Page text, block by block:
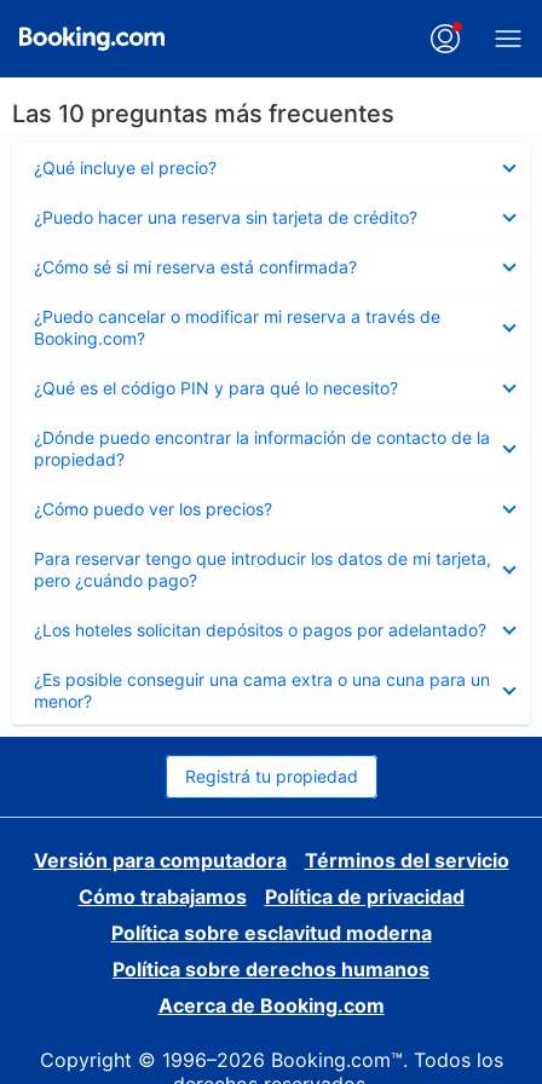
Las 10 preguntas más frecuentes
¿Qué incluye el precio?
cerrado
¿Puedo hacer una reserva sin tarjeta de crédito?
cerrado
¿Cómo sé si mi reserva está confirmada?
cerrado
¿Puedo cancelar o modificar mi reserva a través de
Booking.com?
cerrado
¿Qué es el código PIN y para qué lo necesito?
cerrado
¿Dónde puedo encontrar la información de contacto de la
propiedad?
cerrado
¿Cómo puedo ver los precios?
cerrado
Para reservar tengo que introducir los datos de mi tarjeta,
pero ¿cuándo pago?
cerrado
¿Los hoteles solicitan depósitos o pagos por adelantado?
cerrado
¿Es posible conseguir una cama extra o una cuna para un
menor?
cerrado
Registrá tu propiedad
Versión para computadora
Términos del servicio
Cómo trabajamos
Política de privacidad
Política sobre esclavitud moderna
Política sobre derechos humanos
Acerca de Booking.com
Copyright © 1996–2026 Booking.com™. Todos los